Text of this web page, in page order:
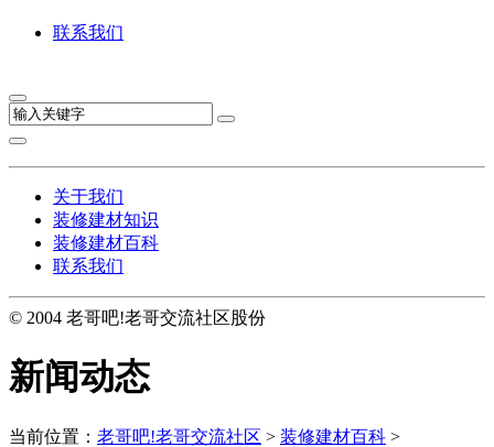
联系我们
关于我们
装修建材知识
装修建材百科
联系我们
© 2004 老哥吧!老哥交流社区股份
新闻动态
当前位置： 老哥吧!老哥交流社区 > 装修建材百科 >